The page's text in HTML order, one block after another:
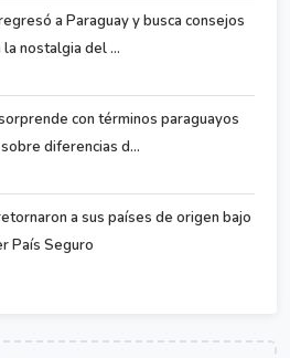
a Paraguay y busca consejos
nostalgia del ...
con términos paraguayos
diferencias d...
a sus países de origen bajo
País Seguro